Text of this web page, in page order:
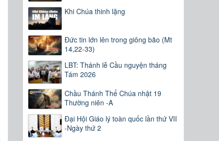
Khi Chúa thinh lặng
Đức tin lớn lên trong giông bão (Mt
14,22-33)
LBT: Thánh lễ Cầu nguyện tháng
Tám 2026
Chầu Thánh Thể Chúa nhật 19
Thường niên -A
Đại Hội Giáo lý toàn quốc lần thứ VII
-Ngày thứ 2